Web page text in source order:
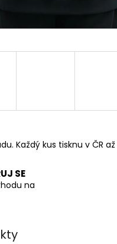
Každý kus tisknu v ČR
SE
na